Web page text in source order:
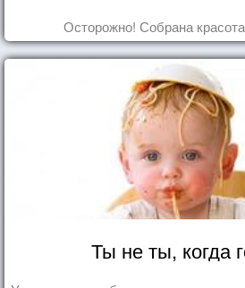
Осторожно! Собрана
Ты не ты, когда